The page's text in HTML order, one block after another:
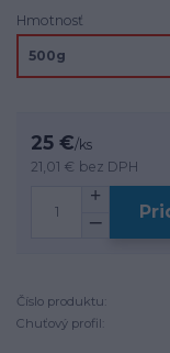
Hmotnosť
25 €/ks
21,01 € bez DPH
Číslo produktu:
Chuťový profil: